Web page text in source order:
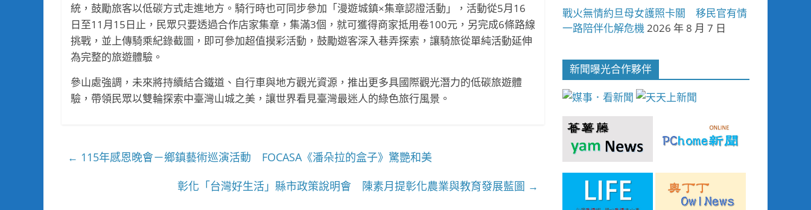
統，鼓勵旅客以低碳方式走進地方。騎行時也可同步參加「漫遊城鎮×集章認證活動」，活動從5月16
日至11月15日止，民眾只要透過合作店家集章，集滿3個，就可獲得商家抵用卷100元，另完成6條路線
挑戰，並上傳騎乘紀錄截圖，即可參加超值摸彩活動，鼓勵遊客深入巷弄探索，讓騎旅從單純活動延伸
為完整的旅遊體驗。
參山處強調，未來將持續結合鐵道、自行車與地方觀光資源，推出更多具國際觀光潛力的低碳旅遊體
驗，帶領民眾以雙輪探索中臺灣山城之美，讓世界看見臺灣最迷人的綠色旅行風景。
← 115年感恩晚會－鄉鎮藝術巡演活動 FOCASA《潘朵拉的盒子》驚艷和美
彰化「台灣好生活」縣市政策說明會 陳素月提彰化農業與教育發展藍圖 →
戰火無情約旦母女護照卡關 移民官有情
一路陪伴化解危機2026 年 8 月 7 日
新聞曝光合作夥伴